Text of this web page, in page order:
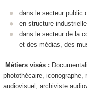
dans le secteur public
en structure
dans le secteur de la
et des médias, des
Métiers visés :
photothécaire,
audiovisuel, archiviste